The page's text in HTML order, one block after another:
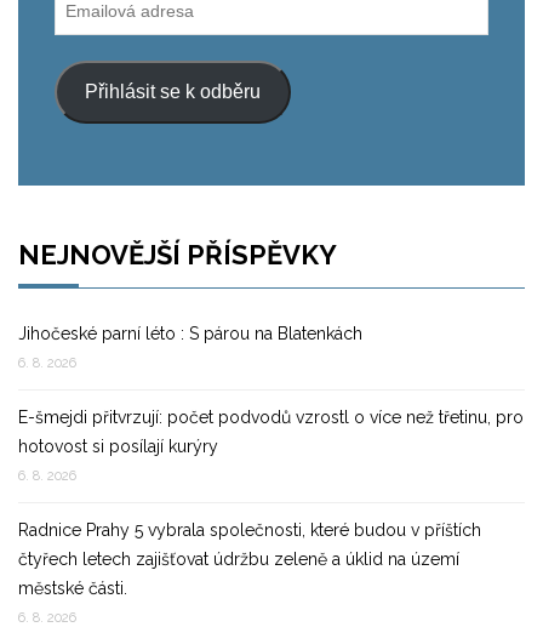
adresa
Přihlásit se k odběru
NEJNOVĚJŠÍ PŘÍSPĚVKY
Jihočeské parní léto : S párou na Blatenkách
6. 8. 2026
E-šmejdi přitvrzují: počet podvodů vzrostl o více než třetinu, pro
hotovost si posílají kurýry
6. 8. 2026
Radnice Prahy 5 vybrala společnosti, které budou v příštích
čtyřech letech zajišťovat údržbu zeleně a úklid na území
městské části.
6. 8. 2026